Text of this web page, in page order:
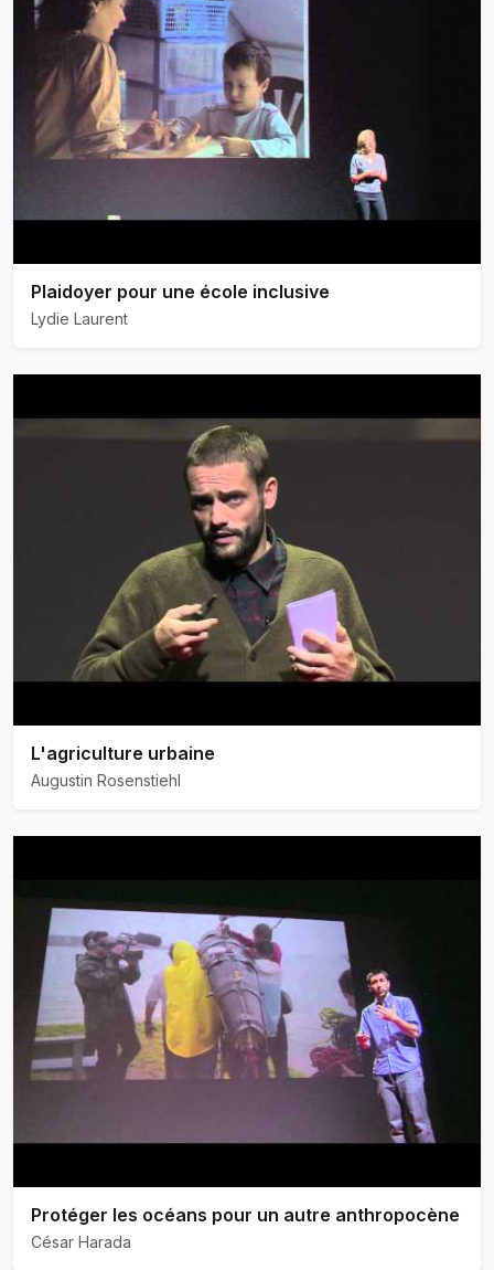
Plaidoyer pour une école inclusive
Lydie Laurent
L'agriculture urbaine
Augustin Rosenstiehl
Protéger les océans pour un autre anthropocène
César Harada